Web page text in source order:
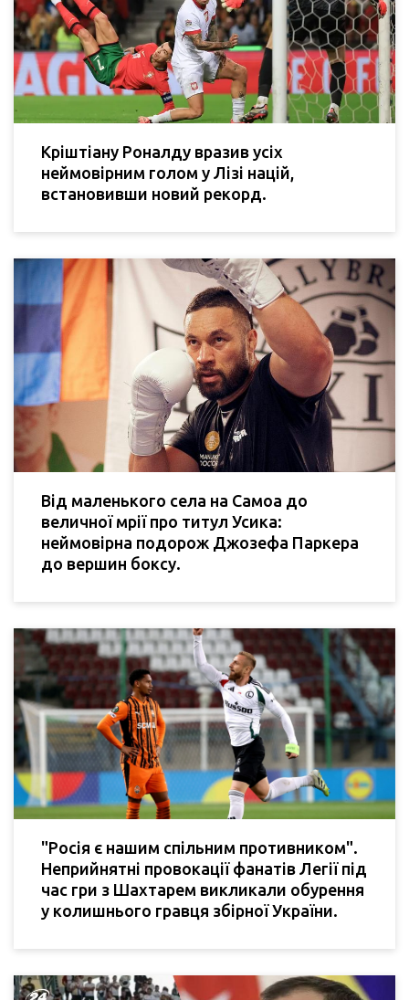
Кріштіану Роналду вразив усіх
неймовірним голом у Лізі націй,
встановивши новий рекорд.
Від маленького села на Самоа до
величної мрії про титул Усика:
неймовірна подорож Джозефа Паркера
до вершин боксу.
"Росія є нашим спільним противником".
Неприйнятні провокації фанатів Легії під
час гри з Шахтарем викликали обурення
у колишнього гравця збірної України.